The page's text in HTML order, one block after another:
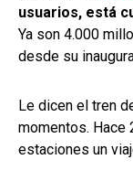
usuarios, está
Ya son 4.000
desde su
Le dicen el tren
momentos. Hace
estaciones un